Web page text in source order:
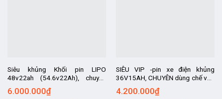
Siêu khủng Khối pin LIPO
48v22ah (54.6v22Ah), chuyên
dùng xe máy điện 48v các loại,
kèm sạc pin tự ngắt
6.000.000₫
SIÊU VIP -pin xe điện khủng
36V15AH, CHUYÊN dùng chế vào
xe thể thao, xe địa hình thành xe
điện, siêu bền.
4.200.000₫